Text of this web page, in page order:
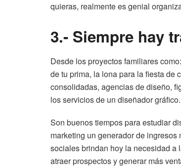
quieras, realmente es genial
3.- Siempre hay
Desde los proyectos familiares
de tu prima, la lona para la fiesta de
consolidadas, agencias de diseño,
los servicios de un diseñador gráfico.
Son buenos tiempos para estudiar
marketing un generador de
sociales brindan hoy la necesidad a
atraer prospectos y generar más